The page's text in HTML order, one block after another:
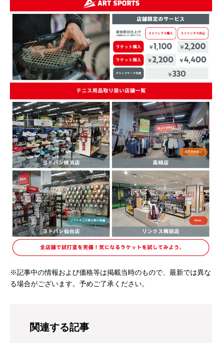
※記事中の情報および価格等は掲載当時のもので、最新では異な
る場合がございます。予めご了承ください。
関連する記事